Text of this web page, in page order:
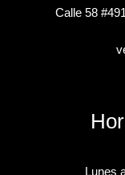
Calle 58
Lunes